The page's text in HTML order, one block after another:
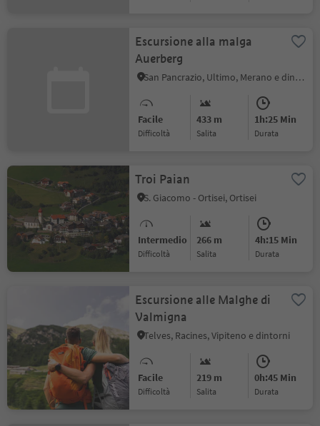
Escursione alla malga
Auerberg
San Pancrazio, Ultimo, Merano e dintorni
Facile
Difficoltà
433 m
Salita
1h:25 Min
durata
Troi Paian
S. Giacomo - Ortisei, Ortisei
Intermedio
Difficoltà
266 m
Salita
4h:15 Min
durata
Escursione alle Malghe di
Valmigna
Telves, Racines, Vipiteno e dintorni
Facile
Difficoltà
219 m
Salita
0h:45 Min
durata